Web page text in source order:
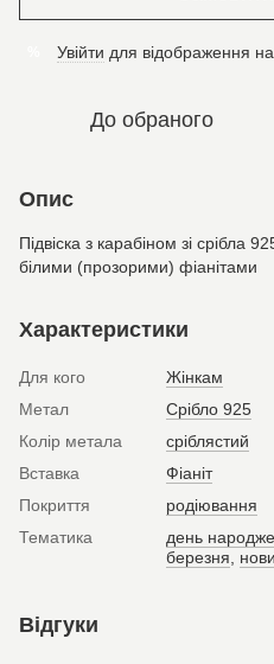
Увійти для відображення
До обраного
Опис
Підвіска з карабіном зі срібла
білими (прозорими) фіанітами
Характеристики
Для кого
Жінкам
Метал
Срібло 925
Колір метала
сріблястий
Вставка
Фіаніт
Покриття
родіювання
Тематика
день
березня
Відгуки